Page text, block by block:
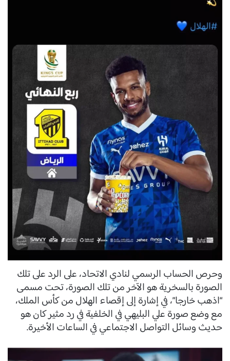
وحرص الحساب الرسمي لنادي الاتحاد، على الرد على تلك
الصورة بالسخرية هو الآخر من تلك الصورة، تحت مسمى
“اذهب خارجا”، في إشارة إلى إقصاء الهلال من كأس الملك،
مع وضع صورة علي البليهي في الخلفية في رد مثير كان هو
حديث وسائل التواصل الاجتماعي في الساعات الأخيرة.